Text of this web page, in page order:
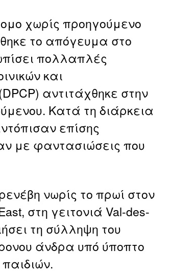
χωρίς προηγούμενο
το απόγευμα στο
πολλαπλές
και
αντιτάχθηκε στην
Κατά τη διάρκεια
επίσης
με φαντασιώσεις που
νωρίς το πρωί στον
στη γειτονιά Val-des-
τη σύλληψη του
άνδρα υπό ύποπτο